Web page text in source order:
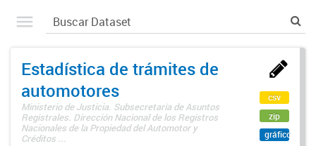
Estadística de trámites de
automotores
Ministerio de Justicia. Subsecretaría de Asuntos
Registrales. Dirección Nacional de los Registros
Nacionales de la Propiedad del Automotor y
Créditos ...
csv
zip
gráfico